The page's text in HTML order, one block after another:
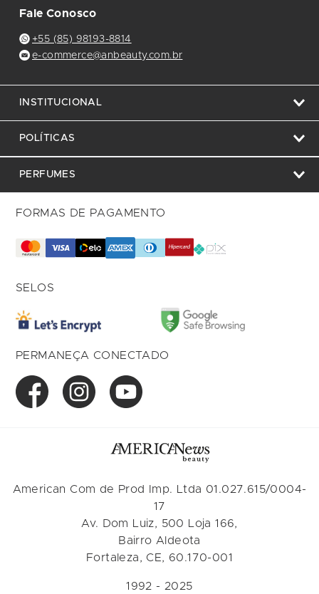
Fale Conosco
+55 (85) 98193-8814
e-commerce@anbeauty.com.br
INSTITUCIONAL
POLÍTICAS
PERFUMES
FORMAS DE PAGAMENTO
SELOS
PERMANEÇA CONECTADO
American Com de Prod Imp. Ltda 01.027.615/0004-
17
Av. Dom Luiz, 500 Loja 166,
Bairro Aldeota
Fortaleza, CE, 60.170-001
1992 - 2025